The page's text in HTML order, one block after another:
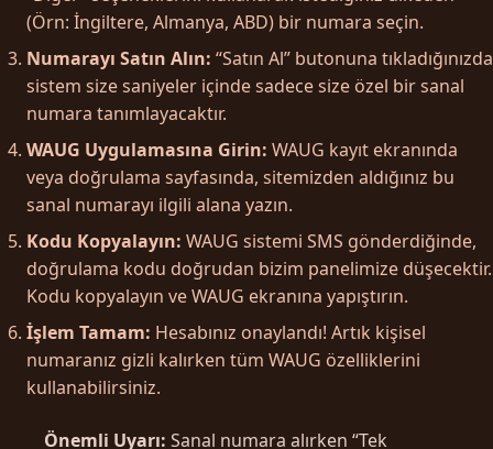
(Örn: İngiltere, Almanya, ABD) bir numara seçin.
Numarayı Satın Alın: “Satın Al” butonuna tıkladığınızda
sistem size saniyeler içinde sadece size özel bir sanal
numara tanımlayacaktır.
WAUG Uygulamasına Girin: WAUG kayıt ekranında
veya doğrulama sayfasında, sitemizden aldığınız bu
sanal numarayı ilgili alana yazın.
Kodu Kopyalayın: WAUG sistemi SMS gönderdiğinde,
doğrulama kodu doğrudan bizim panelimize düşecektir.
Kodu kopyalayın ve WAUG ekranına yapıştırın.
İşlem Tamam: Hesabınız onaylandı! Artık kişisel
numaranız gizli kalırken tüm WAUG özelliklerini
kullanabilirsiniz.
Önemli Uyarı: Sanal numara alırken “Tek